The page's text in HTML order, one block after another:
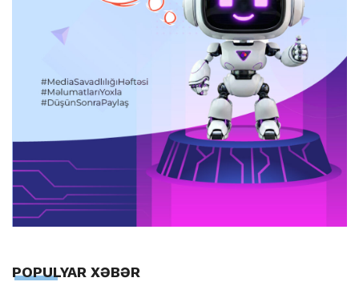
POPULYAR XƏBƏR